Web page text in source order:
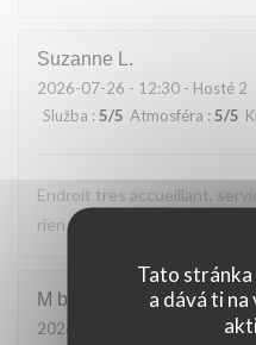
Tato
a dává ti na
Suzanne L
2026-07-26 - 12:30 - Hosté 2
Služba : 5/5 Atmosféra : 5/5
Endroit tres accueillant,
rien a reprocher sur les plats.
M bouchon
2026-07-24
- 19:30 - Hosté 2